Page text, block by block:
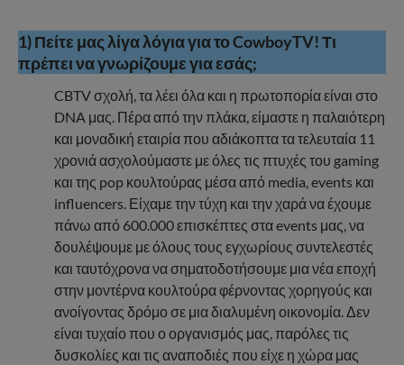
1) Πείτε μας λίγα λόγια για το CowboyTV! Τι
πρέπει να γνωρίζουμε για εσάς;
CBTV σχολή, τα λέει όλα και η πρωτοπορία είναι στο
DNA μας. Πέρα από την πλάκα, είμαστε η παλαιότερη
και μοναδική εταιρία που αδιάκοπτα τα τελευταία 11
χρονιά ασχολούμαστε με όλες τις πτυχές του gaming
και της pop κουλτούρας μέσα από media, events και
influencers. Είχαμε την τύχη και την χαρά να έχουμε
πάνω από 600.000 επισκέπτες στα events μας, να
δουλέψουμε με όλους τους εγχωρίους συντελεστές
και ταυτόχρονα να σηματοδοτήσουμε μια νέα εποχή
στην μοντέρνα κουλτούρα φέρνοντας χορηγούς και
ανοίγοντας δρόμο σε μια διαλυμένη οικονομία. Δεν
είναι τυχαίο που ο οργανισμός μας, παρόλες τις
δυσκολίες και τις αναποδιές που είχε η χώρα μας